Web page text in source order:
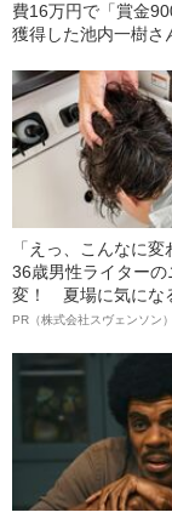
費16万円で「賞金
獲得した池内一樹さ
「えっ、こんなに変
36歳男性ライターの
変！ 夏場に気にな
オイ”や“ベタつき”を
ト”が生み出した徹
PR（株式会社スヴェンソン）